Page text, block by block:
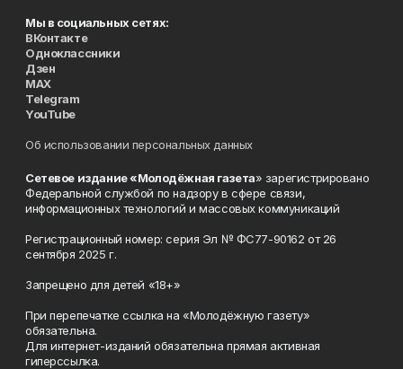
Мы в социальных сетях:
ВКонтакте
Одноклассники
Дзен
MAX
Telegram
YouTube
Об использовании персональных данных
Сетевое издание «Молодёжная газета» зарегистрировано
Федеральной службой по надзору в сфере связи,
информационных технологий и массовых коммуникаций
Регистрационный номер: серия Эл № ФС77-90162 от 26
сентября 2025 г.
Запрещено для детей «18+»
При перепечатке ссылка на «Молодёжную газету»
обязательна.
Для интернет-изданий обязательна прямая активная
гиперссылка.